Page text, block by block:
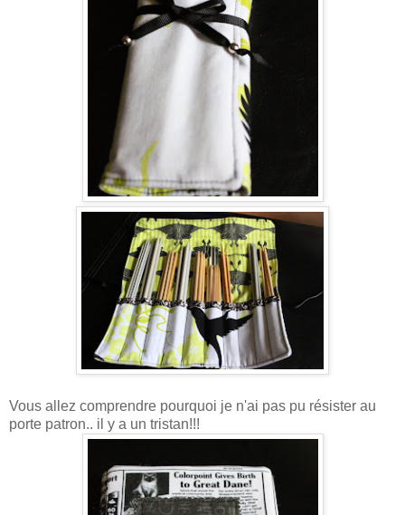
Vous allez comprendre pourquoi je n'ai pas pu résister au
porte patron.. il y a un tristan!!!